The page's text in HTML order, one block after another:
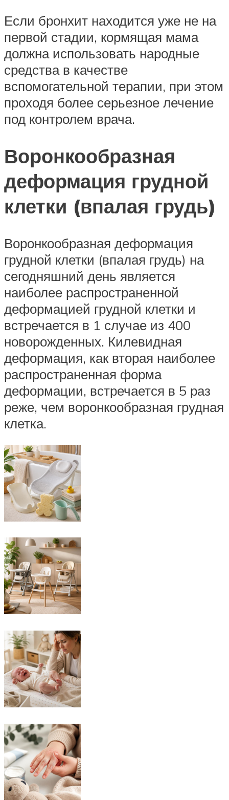
Если бронхит находится уже не на
первой стадии, кормящая мама
должна использовать народные
средства в качестве
вспомогательной терапии, при этом
проходя более серьезное лечение
под контролем врача.
Воронкообразная
деформация грудной
клетки (впалая грудь)
Воронкообразная деформация
грудной клетки (впалая грудь) на
сегодняшний день является
наиболее распространенной
деформацией грудной клетки и
встречается в 1 случае из 400
новорожденных. Килевидная
деформация, как вторая наиболее
распространенная форма
деформации, встречается в 5 раз
реже, чем воронкообразная грудная
клетка.